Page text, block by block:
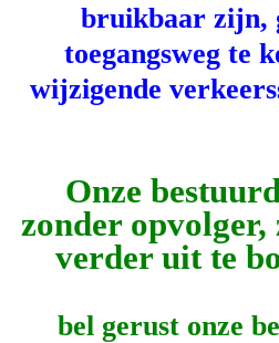
bruikbaar zijn,
toegangsweg te
wijzigende
Onze
zonder
verder uit te
bel gerust onze